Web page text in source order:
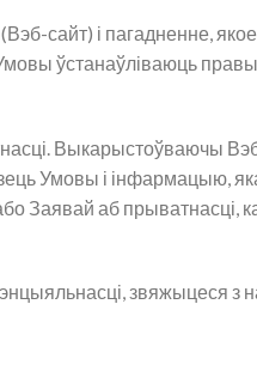
сайт) і пагадненне,
ўстанаўліваюць правы
Выкарыстоўваючы
Умовы і інфармацыю,
Заявай аб прыватнасці,
звяжыцеся